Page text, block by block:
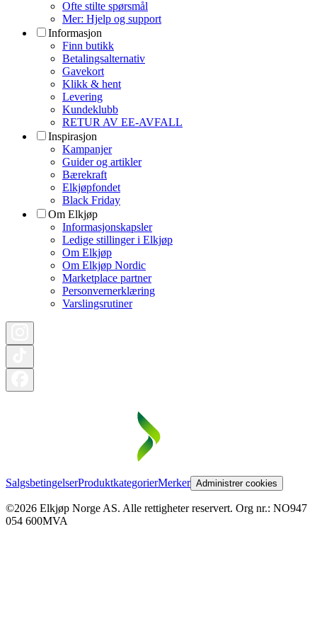
Ofte stilte spørsmål
Mer: Hjelp og support
Informasjon
Finn butikk
Betalingsalternativ
Gavekort
Klikk & hent
Levering
Kundeklubb
RETUR AV EE-AVFALL
Inspirasjon
Kampanjer
Guider og artikler
Bærekraft
Elkjøpfondet
Black Friday
Om Elkjøp
Informasjonskapsler
Ledige stillinger i Elkjøp
Om Elkjøp
Om Elkjøp Nordic
Marketplace partner
Personvernerklæring
Varslingsrutiner
SalgsbetingelserProduktkategorierMerker Administrer cookies
©2026 Elkjøp Norge AS. Alle rettigheter reservert. Org nr.: NO947
054 600MVA